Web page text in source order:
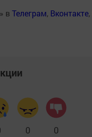
в Телеграм, Вконтакте,
0 0